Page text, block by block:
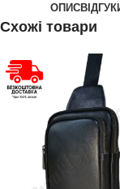
ОПИС
Схожі товари